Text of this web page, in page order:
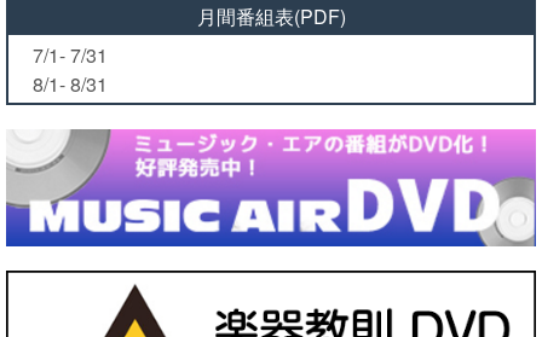
月間番組表(PDF)
7/1- 7/31
8/1- 8/31